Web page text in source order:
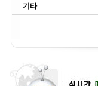
기타